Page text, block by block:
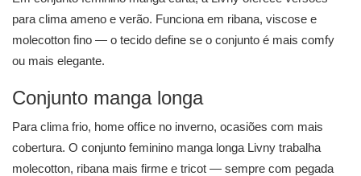
para clima ameno e verão. Funciona em ribana, viscose e
molecotton fino — o tecido define se o conjunto é mais comfy
ou mais elegante.
Conjunto manga longa
Para clima frio, home office no inverno, ocasiões com mais
cobertura. O conjunto feminino manga longa Livny trabalha
molecotton, ribana mais firme e tricot — sempre com pegada